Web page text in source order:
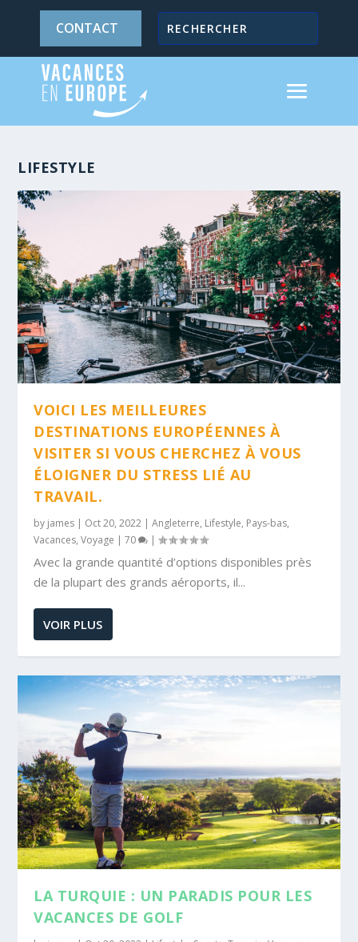
CONTACT
LIFESTYLE
VOICI LES MEILLEURES
DESTINATIONS EUROPÉENNES À
VISITER SI VOUS CHERCHEZ À VOUS
ÉLOIGNER DU STRESS LIÉ AU
TRAVAIL.
by james Oct 20, 2022 |Angleterre, Lifestyle, Pays-bas,
Vacances,Voyage |70 |
Avec la grande quantité d’options disponibles près
de la plupart des grands aéroports, il...
VOIR PLUS
LA TURQUIE : UN PARADIS POUR LES
VACANCES DE GOLF